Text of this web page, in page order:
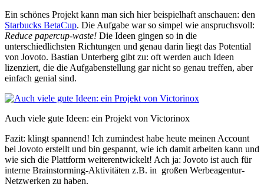
Ein schönes Projekt kann man sich hier beispielhaft anschauen: den
Starbucks BetaCup. Die Aufgabe war so simpel wie anspruchsvoll:
Reduce papercup-waste! Die Ideen gingen so in die
unterschiedlichsten Richtungen und genau darin liegt das Potential
von Jovoto. Bastian Unterberg gibt zu: oft werden auch Ideen
lizenziert, die die Aufgabenstellung gar nicht so genau treffen, aber
einfach genial sind.
Auch viele gute Ideen: ein Projekt von Victorinox
Fazit: klingt spannend! Ich zumindest habe heute meinen Account
bei Jovoto erstellt und bin gespannt, wie ich damit arbeiten kann und
wie sich die Plattform weiterentwickelt! Ach ja: Jovoto ist auch für
interne Brainstorming-Aktivitäten z.B. in großen Werbeagentur-
Netzwerken zu haben.